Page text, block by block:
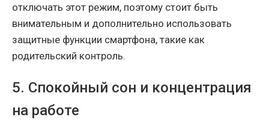
отключать этот режим, поэтому стоит быть
внимательным и дополнительно использовать
защитные функции смартфона, такие как
родительский контроль.
5. Спокойный сон и концентрация
на работе